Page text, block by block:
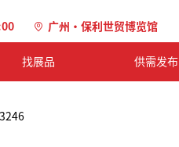
广州·保利世贸博览馆
找展品 供需发布
3246